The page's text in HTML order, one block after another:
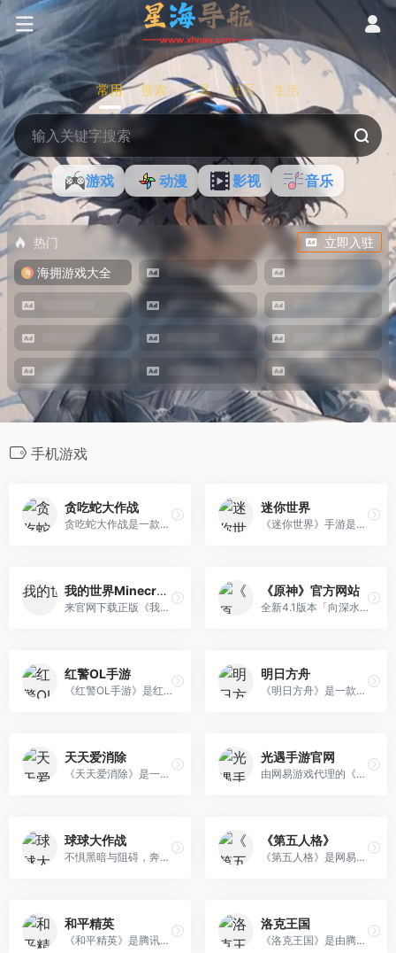
常用 搜索 工具 社区 生活
游戏 动漫 影视 音乐
热门
立即入驻
海拥游戏大全
手机游戏
贪吃蛇大作战
贪吃蛇大作战是一款超好玩的休闲竞技游戏，不仅比拼手速，更考验你的策略！在贪吃蛇大作战的世界中，每个人在初始都化身为一条小蛇，通过不断努力变得越来越长，最终制霸一方！
迷你世界
《迷你世界》手游是一款超好玩的3D沙盒游戏,在这里你可以自由创造和破坏,还可以找到非常好玩的地图,快来和小伙伴们一起联机吧！！
我的世界Minecraft中国版官方网站
来官网下载正版《我的世界》，不仅可以获得更加稳定的联机体验，还能快人一步抢先体验更新内容！凭借开放自由的游戏世界、超乎想象的游戏玩法，《我的世界》深受上亿玩家的喜爱。玩家可以在游戏中冒险，探索随机生成的世界。配合丰富的组件资源，更能够自由定制自己的游戏世界，开启任意你想要的玩法。你想玩的，这里都有，快来官 网下载吧！
《原神》官方网站
全新4.1版本「向深水中的晨星」现已推出！《原神》是由米哈游自研的一款开放世界冒险RPG。你将在游戏中探索一个被称作「提瓦特」的幻想世界。在这广阔的世界中，你可以踏遍七国，邂逅性格各异、能力独特的同伴，与他们一同对抗强敌，踏上寻回血亲之路；也可以不带目的地漫游，沉浸在充满生机的世界里，让好奇心驱使自己发掘各个角 落的奥秘……直到你与分离的血亲重聚，在终点见证一切事物的沉淀。
红警OL手游
《红警OL手游》是红警官方正版授权，现代战争策略手游！
明日方舟
《明日方舟》是一款魔物主题的策略手游。在游戏中，玩家将管理一艘满载“ 魔物干员”的方舟，为调查来源神秘的矿石灾难而踏上旅途。在这个宽广而危机四 伏的世界中，你或许会看到废土中的城市废墟，或许会看到仿若幻境的亚人国度，或许会遭遇无法解读的神秘，或许参与无比残酷的战争。在有关幻想与异种生命的世界中，体验史诗与想象 ，情感与牵绊！
天天爱消除
《天天爱消除》是一款超越传统、新鲜时尚的消除类手机游戏。游戏以换位三连消除为基础玩法，加入了各形各色的可爱“萌宠”形象，创新的闯关玩法带来更刺激的体验。游戏还深度植入社交关系链，玩家不仅可以挑战“萌宠”消除，还能够在温馨时尚的游戏氛围中与每一位微信、QQ好友展开亲密互动，轻轻松松成为朋友中的大红人！
光遇手游官网
由网易游戏代理的《光·遇》奇妙之旅 归巢季正在进行中，全新地图云巢上线，快来帮助小镇恢复生机，一起建起心的乐园吧！
球球大作战
不惧黑暗与阻碍，奔向浩瀚宇宙。2022年度资料片「星之远征」正式上线！由黄明昊倾情演唱的同名主题曲已在全平台星耀上线。出征的号角已经吹响，携梦想一起探索漫漫星河！
《第五人格》
《第五人格》是网易首款非对称性对抗竞技手游。荒诞哥特画风,悬疑烧脑剧情,刺激的1V4“猫鼠追逃游戏”的对抗玩法,都将给玩家带来全新的游戏体验。
和平精英
《和平精英》是腾讯光子工作室群自研打造的战术竞技手游。虚幻引擎4研发，次世代完美画质，极致视听感受；超大实景地图，打造指尖战场，全方面自由施 展战术；百人同场竞技，真实弹道，完美的射击手感；好友一键组队，语音开黑；腾讯光子工作室群超过300人团队研发，给您带来一场震撼的竞技体验。
洛克王国
《洛克王国》是由腾讯运营的中国最大的儿童网上健康乐园，专为孩子们设计的儿童魔幻社区，会说话的猫头鹰、会飞的扫帚，奇妙的魔法课教师，这不是哈利波特和爱丽丝才拥有的奇幻仙境，这是真正属于孩子们的魔法王国。